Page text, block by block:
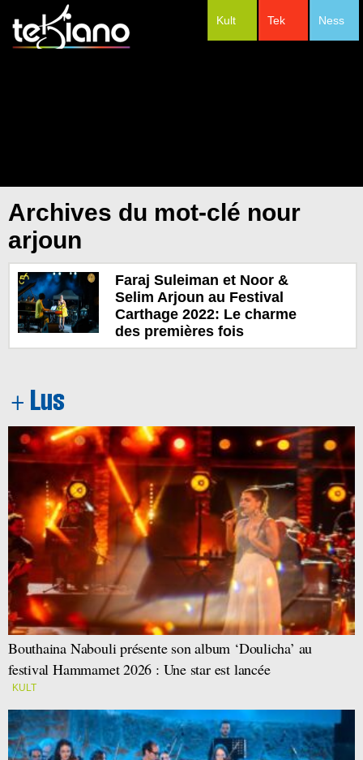
Ness
Tek
Kult
Archives du mot-clé nour
arjoun
Faraj Suleiman et Noor &
Selim Arjoun au Festival
Carthage 2022: Le charme
des premières fois
Bouthaina Nabouli présente son album ‘Doulicha’ au
festival Hammamet 2026 : Une star est lancée
KULT